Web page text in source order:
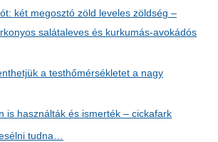
két megosztó zöld leveles zöldség –
salátaleves és kurkumás-avokádós
a testhőmérsékletet a nagy
is használták és ismerték – cickafark
tudna…